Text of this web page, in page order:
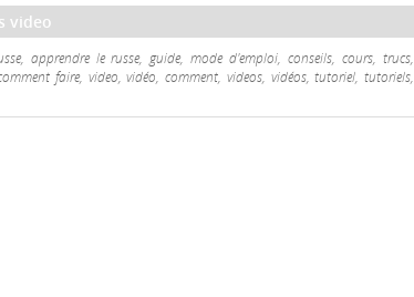
video
apprendre le russe, guide, mode d'emploi, conseils, cours, trucs,
faire, video, vidéo, comment, videos, vidéos, tutoriel, tutoriels,